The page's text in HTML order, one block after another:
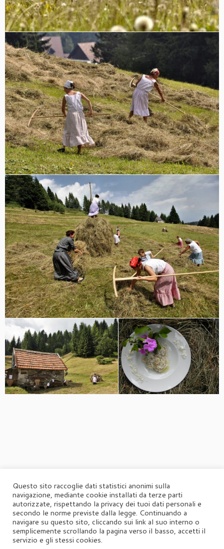
Questo sito raccoglie dati statistici anonimi sulla
navigazione, mediante cookie installati da terze parti
autorizzate, rispettando la privacy dei tuoi dati personali e
secondo le norme previste dalla legge. Continuando a
navigare su questo sito, cliccando sui link al suo interno o
semplicemente scrollando la pagina verso il basso, accetti il
servizio e gli stessi cookies.